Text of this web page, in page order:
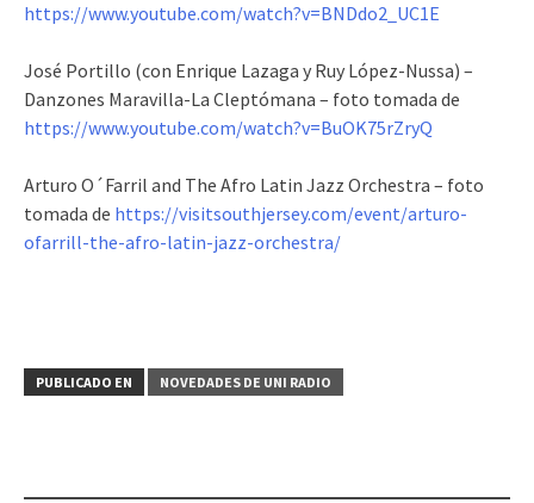
https://www.youtube.com/watch?v=BNDdo2_UC1E
José Portillo (con Enrique Lazaga y Ruy López-Nussa) –
Danzones Maravilla-La Cleptómana – foto tomada de
https://www.youtube.com/watch?v=BuOK75rZryQ
Arturo O´Farril and The Afro Latin Jazz Orchestra – foto
tomada de https://visitsouthjersey.com/event/arturo-
ofarrill-the-afro-latin-jazz-orchestra/
PUBLICADO EN NOVEDADES DE UNI RADIO